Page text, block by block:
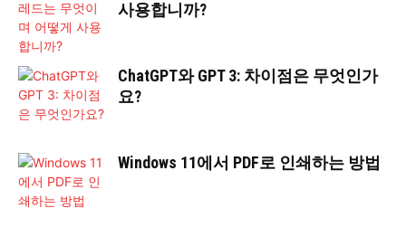
사용합니까?
ChatGPT와 GPT 3: 차이점은 무엇인가
요?
Windows 11에서 PDF로 인쇄하는 방법